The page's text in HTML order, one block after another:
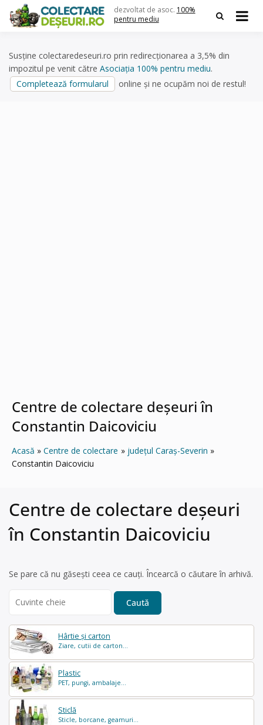
content
dezvoltat de asoc. 100%
pentru mediu
Susține colectaredeseuri.ro prin redirecționarea a 3,5% din
impozitul pe venit către Asociația 100% pentru mediu.
Completează formularul
online și ne ocupăm noi de restul!
Centre de colectare deșeuri în
Constantin Daicoviciu
Acasă Centre de colectare
județul Caraș-Severin
Constantin Daicoviciu
Hârtie și carton
Ziare, cutii de carton...
Plastic
PET, pungi, ambalaje...
Sticlă
Sticle, borcane, geamuri...
Centre de colectare deșeuri
în Constantin Daicoviciu
Se pare că nu găsești ceea ce cauți. Încearcă o căutare în arhivă.
for: